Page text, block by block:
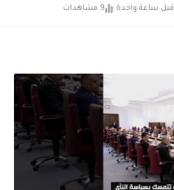
قبل ساعة واحدة 9 مشاهدات